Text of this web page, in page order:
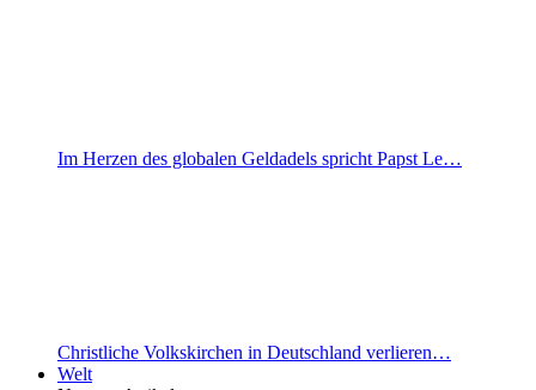
Im Herzen des globalen Geldadels spricht Papst Le…
Christliche Volkskirchen in Deutschland verlieren…
Welt